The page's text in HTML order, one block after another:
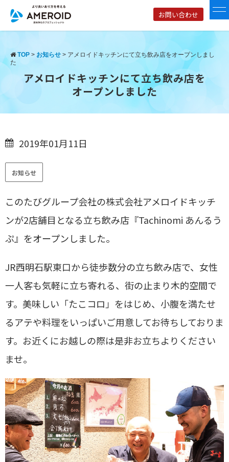
お問い合わせ
TOP > お知らせ > アメロイドキッチンにて立ち飲み店をオープンしまし
た
アメロイドキッチンにて立ち飲み店を
オープンしました
2019年01月11日
お知らせ
このたびグループ会社の株式会社アメロイドキッチ
ンが2店舗目となる立ち飲み店『Tachinomi あんるう
ぷ』をオープンしました。
JR西明石駅東口から徒歩数分の立ち飲み店で、女性
一人客も気軽に立ち寄れる、街の止まり木的空間で
す。美味しい「たこコロ」をはじめ、小腹を満たせ
るアテや料理をいっぱいご用意してお待ちしておりま
す。お近くにお越しの際は是非お立ちよりください
ませ。